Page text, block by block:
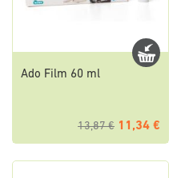
Ado Film 60 ml
13,87 € 11,34 €